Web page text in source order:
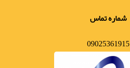
شماره تماس
09025361915